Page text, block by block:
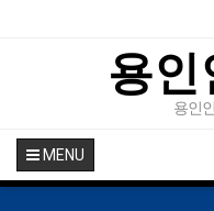
용
용인
MENU